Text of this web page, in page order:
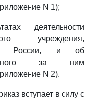
N 1);
деятельности
учреждения,
России, и об
за ним
N 2).
вступает в силу с